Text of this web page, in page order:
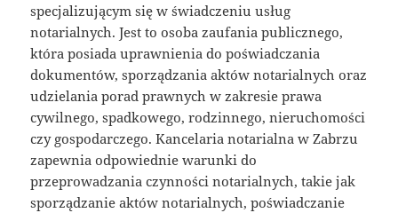
specjalizującym się w świadczeniu usług
notarialnych. Jest to osoba zaufania publicznego,
która posiada uprawnienia do poświadczania
dokumentów, sporządzania aktów notarialnych oraz
udzielania porad prawnych w zakresie prawa
cywilnego, spadkowego, rodzinnego, nieruchomości
czy gospodarczego. Kancelaria notarialna w Zabrzu
zapewnia odpowiednie warunki do
przeprowadzania czynności notarialnych, takie jak
sporządzanie aktów notarialnych, poświadczanie